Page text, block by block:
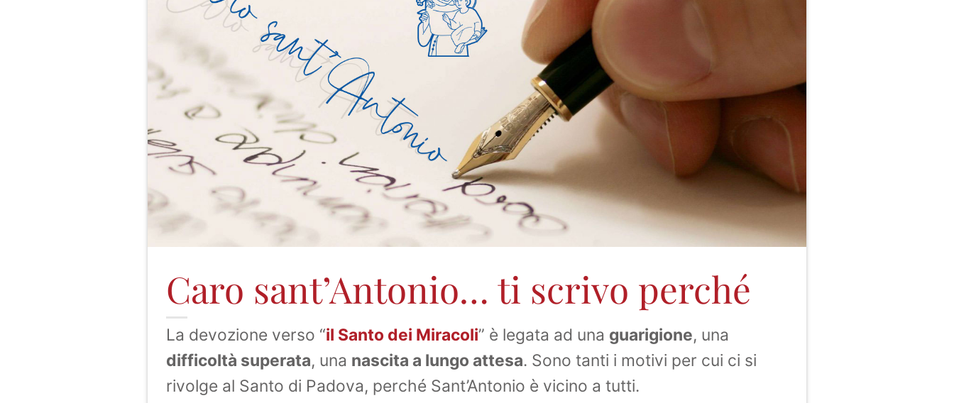
Caro sant’Antonio… ti scrivo perché
La devozione verso “il Santo dei Miracoli” è legata ad una guarigione, una
difficoltà superata, una nascita a lungo attesa. Sono tanti i motivi per cui ci si
rivolge al Santo di Padova, perché Sant’Antonio è vicino a tutti.